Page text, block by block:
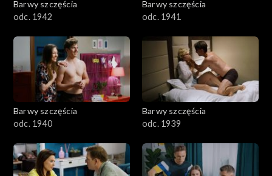
Barwy szczęścia
odc. 1942
Barwy szczęścia
odc. 1941
Barwy szczęścia
odc. 1940
Barwy szczęścia
odc. 1939